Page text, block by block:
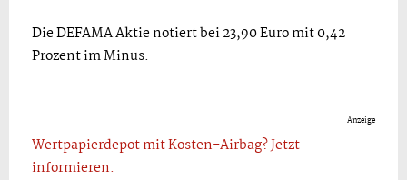
Die DEFAMA Aktie notiert bei 23,90 Euro mit 0,42
Prozent im Minus.
Anzeige
Wertpapierdepot mit Kosten-Airbag? Jetzt
informieren.